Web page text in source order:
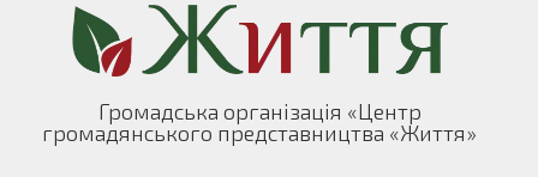
Громадська організація «Центр
громадянського представництва «Життя»